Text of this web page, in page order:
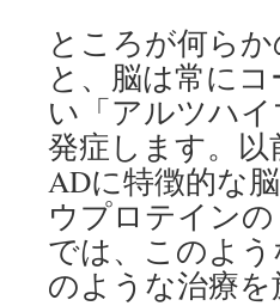
ところが何ら
と、脳は常に
い「アルツハ
発症します。
ADに特徴的な
ウプロテイン
では、このよ
のような治療